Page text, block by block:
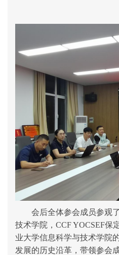
会后全体参会成员参观
技术学院， CCF YOCSEF保
业大学信息科学与技术学院
发展的历史沿革，带领参会